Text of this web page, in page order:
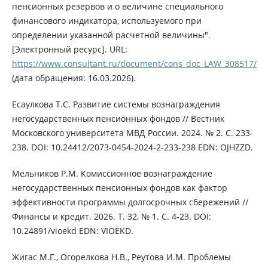
пенсионных резервов и о величине специального
финансового индикатора, используемого при
определении указанной расчетной величины".
[Электронный ресурс]. URL:
https://www.consultant.ru/document/cons_doc_LAW_308517/
(дата обращения: 16.03.2026).
Есаулкова Т.С. Развитие системы вознаграждения
негосударственных пенсионных фондов // Вестник
Московского университета МВД России. 2024. № 2. С. 233-
238. DOI: 10.24412/2073-0454-2024-2-233-238 EDN: OJHZZD.
Мельников Р.М. Комиссионное вознаграждение
негосударственных пенсионных фондов как фактор
эффективности программы долгосрочных сбережений //
Финансы и кредит. 2026. Т. 32, № 1. С. 4-23. DOI:
10.24891/vioekd EDN: VIOEKD.
Жигас М.Г., Огорелкова Н.В., Реутова И.М. Проблемы